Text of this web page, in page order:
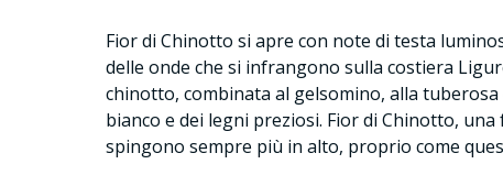
Fior di Chinotto si apre con note di testa
delle onde che si infrangono sulla costiera
chinotto, combinata al gelsomino, alla
bianco e dei legni preziosi. Fior di Chinotto,
spingono sempre più in alto, proprio come